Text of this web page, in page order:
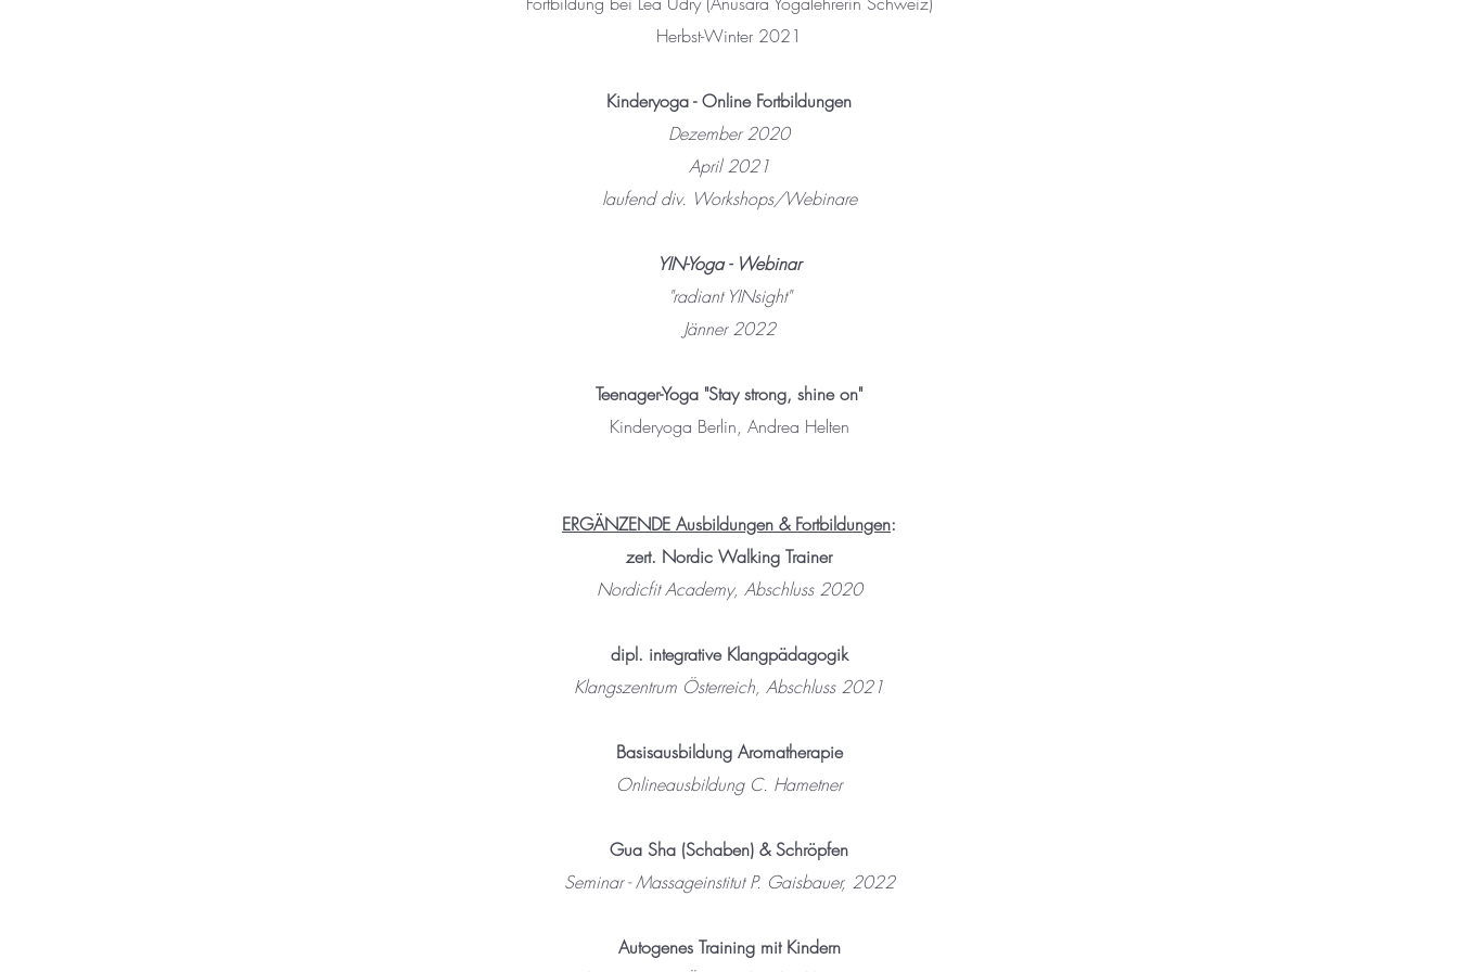
Herbst-Winter 2021
Kinderyoga - Online Fortbildungen
Dezember 2020
April 2021
laufend div. Workshops/Webinare
YIN-Yoga - Webinar
"radiant YINsight"
Jänner 2022
Teenager-Yoga "Stay strong, shine on"
Kinderyoga Berlin, Andrea Helten
ERGÄNZENDE Ausbildungen & Fortbildungen:
zert. Nordic Walking Trainer
Nordicfit Academy, Abschluss 2020
dipl. integrative Klangpädagogik
Klangszentrum Österreich, Abschluss 2021
Basisausbildung Aromatherapie
Onlineausbildung C. Hametner
Gua Sha (Schaben) & Schröpfen
Seminar - Massageinstitut P. Gaisbauer, 2022
Autogenes Training mit Kindern